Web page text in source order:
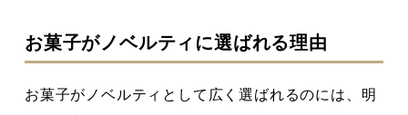
お菓子がノベルティに選ばれる理由
お菓子がノベルティとして広く選ばれるのには、明